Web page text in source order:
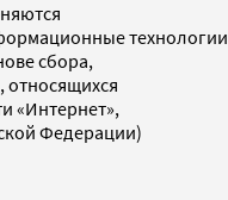
технологии
сбора,
относящихся
«Интернет»,
Федерации)